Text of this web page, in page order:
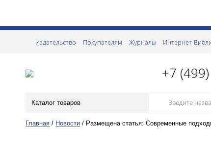
Издательство Покупателям Журналы Интернет-
+7
Каталог товаров
Главная / Новости / Размещена статья: Современные